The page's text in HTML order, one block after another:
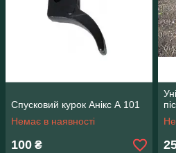
Спусковий курок Анікс А 101
Немає в наявності
100 ₴